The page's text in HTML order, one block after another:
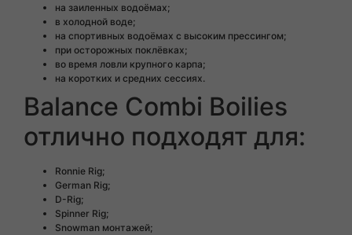
на заиленных водоёмах;
в холодной воде;
на спортивных водоёмах с высоким прессингом;
при осторожных поклёвках;
во время ловли крупного карпа;
на коротких и средних сессиях.
Balance Combi Boilies
отлично подходят для:
Ronnie Rig;
German Rig;
D-Rig;
Spinner Rig;
Snowman монтажей;